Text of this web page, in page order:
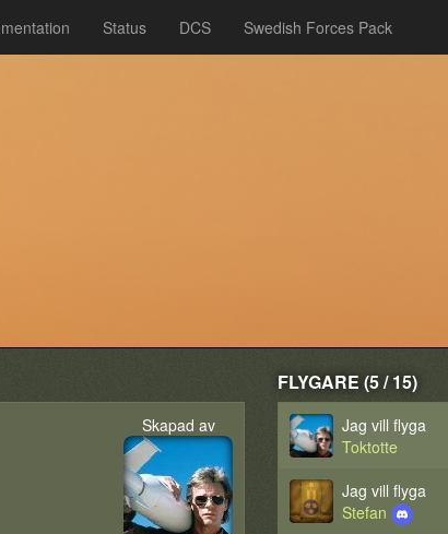
Status DCS Swedish Forces Pack
Skapad av
FLYGARE (5 / 15)
Jag vill flyga
Toktotte
Jag vill flyga
Stefan